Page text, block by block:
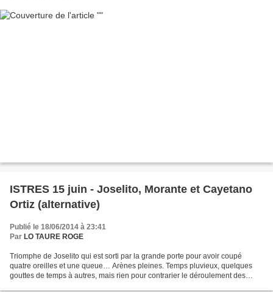
ISTRES 15 juin - Joselito, Morante et Cayetano
Ortiz (alternative)
Publié le 18/06/2014 à 23:41
Par LO TAURE ROGE
Triomphe de Joselito qui est sorti par la grande porte pour avoir coupé
quatre oreilles et une queue… Arènes pleines. Temps pluvieux, quelques
gouttes de temps à autres, mais rien pour contrarier le déroulement des